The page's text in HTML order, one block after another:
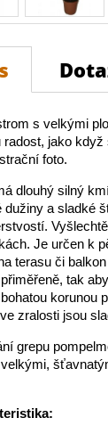
s velkými
radost, jako
foto.
dlouhý silný
dužiny a sladké
Je určen k
terasu či
tak
korunou
zralosti jsou
grepu